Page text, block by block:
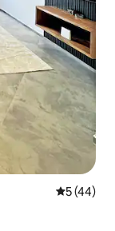
คะแนนเฉลี่
5 (44)